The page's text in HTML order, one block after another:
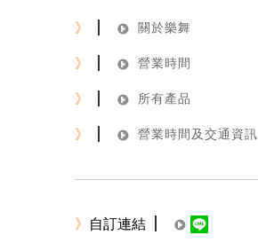
》 關於樂舞
》 營業時間
》 所有產品
》 營業時間及交通資訊
》 自訂連結